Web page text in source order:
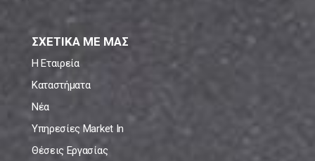
ΣΧΕΤΙΚΑ ΜΕ ΜΑΣ
Η Εταιρεία
Καταστήματα
Νέα
Υπηρεσίες Market In
Θέσεις Εργασίας